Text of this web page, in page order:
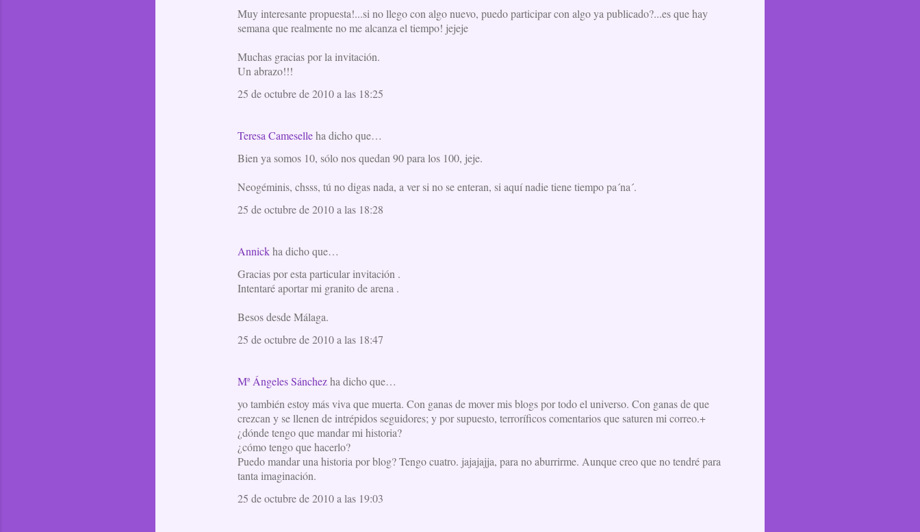
Muy interesante propuesta!...si no llego con algo nuevo, puedo participar con algo ya publicado?...es que hay
semana que realmente no me alcanza el tiempo! jejeje
Muchas gracias por la invitación.
Un abrazo!!!
25 de octubre de 2010 a las 18:25
Teresa Cameselleha dicho que…
Bien ya somos 10, sólo nos quedan 90 para los 100, jeje.
Neogéminis, chsss, tú no digas nada, a ver si no se enteran, si aquí nadie tiene tiempo pa´na´.
25 de octubre de 2010 a las 18:28
Annickha dicho que…
Gracias por esta particular invitación .
Intentaré aportar mi granito de arena .
Besos desde Málaga.
25 de octubre de 2010 a las 18:47
Mª Ángeles Sánchezha dicho que…
yo también estoy más viva que muerta. Con ganas de mover mis blogs por todo el universo. Con ganas de que
crezcan y se llenen de intrépidos seguidores; y por supuesto, terroríficos comentarios que saturen mi correo.+
¿dónde tengo que mandar mi historia?
¿cómo tengo que hacerlo?
Puedo mandar una historia por blog? Tengo cuatro. jajajajja, para no aburrirme. Aunque creo que no tendré para
tanta imaginación.
25 de octubre de 2010 a las 19:03